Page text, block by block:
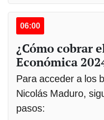
06:00
¿Cómo cobrar
Económica
Para acceder a los
Nicolás Maduro,
pasos: